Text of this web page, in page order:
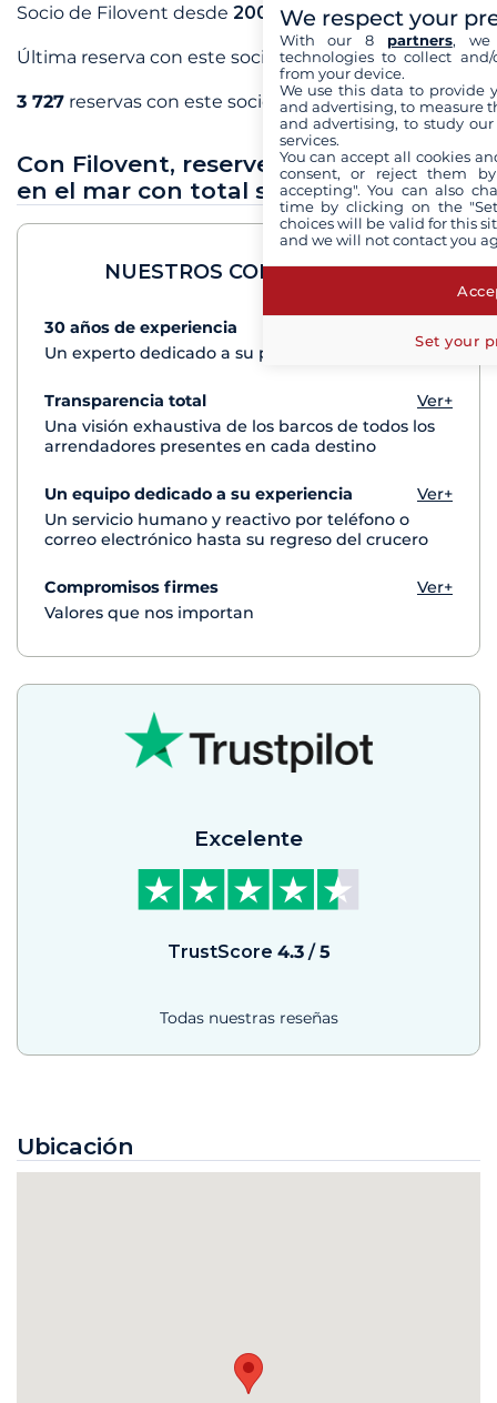
Socio de Filovent desde 2003
Última reserva con este socio enagosto 2026
3 727 reservas con este socio
Con Filovent, reserve sus vacaciones
en el mar con total seguridad
NUESTROS COMPROMISOS
30 años de experiencia
Un experto dedicado a su proyecto de crucero
Transparencia total
Ver+
Una visión exhaustiva de los barcos de todos los
arrendadores presentes en cada destino
Un equipo dedicado a su experiencia
Ver+
Un servicio humano y reactivo por teléfono o
correo electrónico hasta su regreso del crucero
Compromisos firmes
Ver+
Valores que nos importan
Excelente
TrustScore 4.3/ 5
Todas nuestras reseñas
Ubicación
We respect your
With our 8 partners, we
technologies to collect
from your device.
We use this data to provide
and advertising, to measure
and advertising, to study
services.
You can accept all cookies
consent, or reject them
accepting". You can also
time by clicking on the
choices will be valid for this
and we will not contact you
Set your